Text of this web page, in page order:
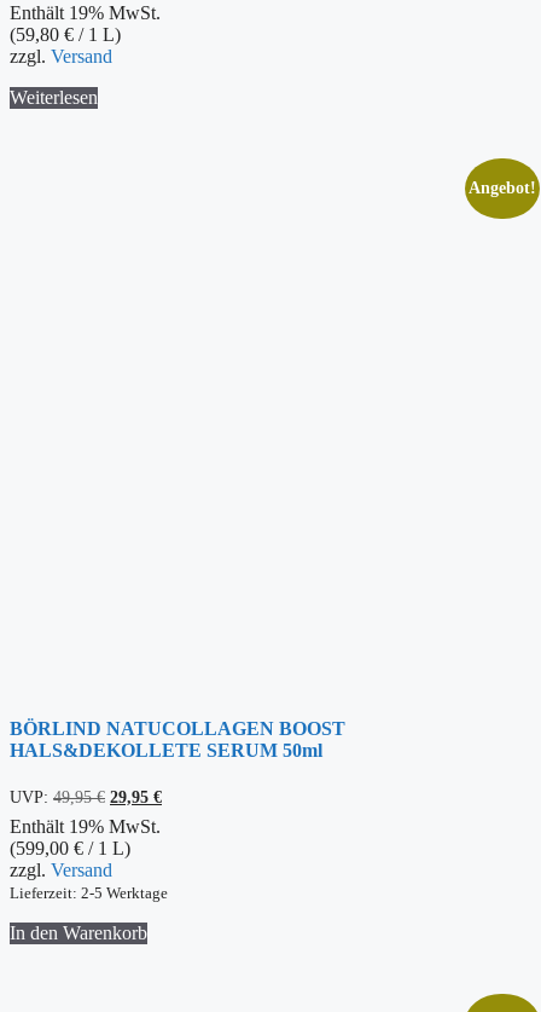
Enthält 19% MwSt.
(59,80 € / 1 L)
zzgl. Versand
Weiterlesen
Angebot!
BÖRLIND NATUCOLLAGEN BOOST
HALS&DEKOLLETE SERUM 50ml
UVP: 49,95€ Ursprünglicher
war:
49,95 €
29,95 €Aktueller
Enthält 19% MwSt.
(599,00 € / 1 L)
zzgl. Versand
Lieferzeit: 2-5 Werktage
In den Warenkorb